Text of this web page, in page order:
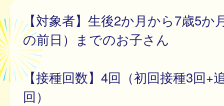
【対象者】生後2か月から7歳5か
の前日）までのお子さん
【接種回数】4回（初回接種3回+
回）